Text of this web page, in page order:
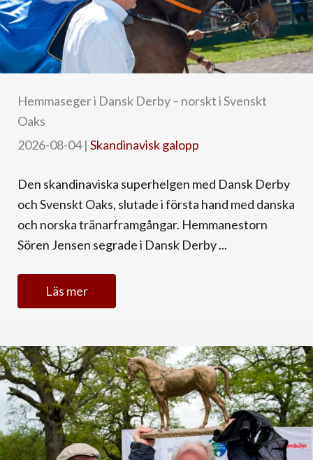
Hemmaseger i Dansk Derby – norskt i Svenskt
Oaks
2026-08-04| Skandinavisk galopp
Den skandinaviska superhelgen med Dansk Derby
och Svenskt Oaks, slutade i första hand med danska
och norska tränarframgångar. Hemmanestorn
Sören Jensen segrade i Dansk Derby ...
Läs mer